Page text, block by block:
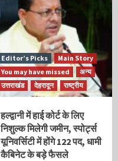
Editor’s Picks
Main Story
You may have missed
अन्य
उत्तराखंड
देहरादून राष्ट्रीय
हल्द्वानी में हाई कोर्ट के लिए
निशुल्क मिलेगी जमीन, स्पोर्ट्स
यूनिवर्सिटी में होंगे 122 पद, धामी
कैबिनेट के बड़े फैसले